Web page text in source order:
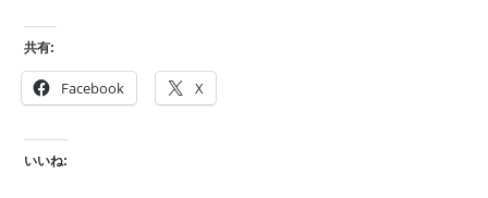
共有:
Facebook X
いいね: